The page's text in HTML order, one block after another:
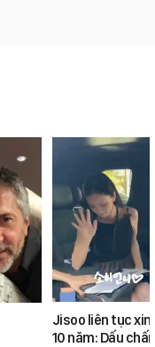
Jisoo liên tục
10 năm: Dấu